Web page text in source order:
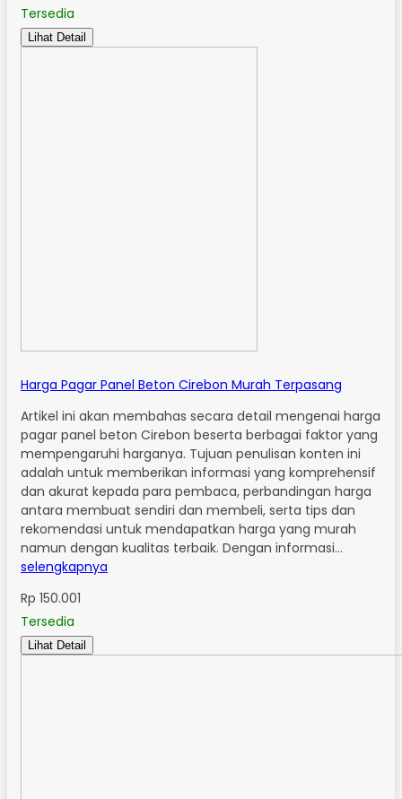
Tersedia
Lihat Detail
Harga Pagar Panel Beton Cirebon Murah Terpasang
Artikel ini akan membahas secara detail mengenai harga
pagar panel beton Cirebon beserta berbagai faktor yang
mempengaruhi harganya. Tujuan penulisan konten ini
adalah untuk memberikan informasi yang komprehensif
dan akurat kepada para pembaca, perbandingan harga
antara membuat sendiri dan membeli, serta tips dan
rekomendasi untuk mendapatkan harga yang murah
namun dengan kualitas terbaik. Dengan informasi…
selengkapnya
Rp 150.001
Tersedia
Lihat Detail